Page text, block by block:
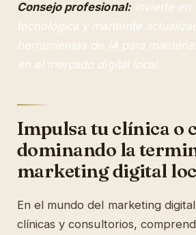
Consejo profesional: Invierte en
tecnológica y mantente
herramientas de IA para
en el mercado digital local.
Impulsa tu clínica o
dominando la
marketing digital
En el mundo del marketing
clínicas y consultorios,